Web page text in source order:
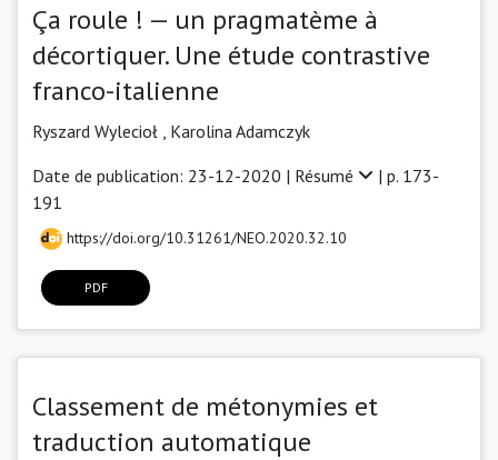
Ça roule ! — un pragmatème à
décortiquer. Une étude contrastive
franco-italienne
Ryszard Wylecioł Karolina Adamczyk
Date de publication: 23-12-2020 | Résumé
| p. 173-
191
https://doi.org/10.31261/NEO.2020.32.10
PDF
Classement de métonymies et
traduction automatique